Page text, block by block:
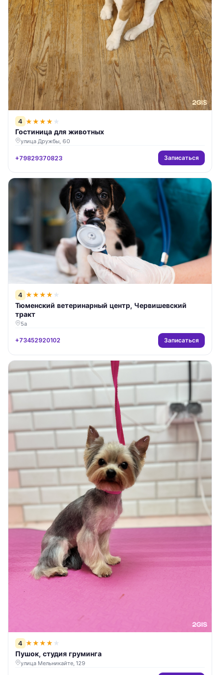
4 ★★★★ ★
Гостиница для животных
улица Дружбы, 60
+79829370823 Записаться
4 ★★★★ ★
Тюменский ветеринарный центр, Червишевский
тракт
5а
+73452920102 Записаться
4 ★★★★ ★
Пушок, студия груминга
улица Мельникайте, 129